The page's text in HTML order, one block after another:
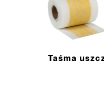
Taśma